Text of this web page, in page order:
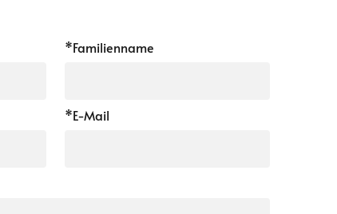
*Familienname
*E-Mail